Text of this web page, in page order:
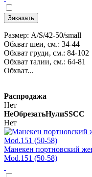
Заказать
Размер: A/S/42-50/small
Обхват шеи, см.: 34-44
Обхват груди, см.: 84-102
Обхват талии, см.: 64-81
Обхват...
Распродажа
Нет
НеОбрезатьНулиSSCC
Нет
Манекен портновский
Mod.151 (50-58)